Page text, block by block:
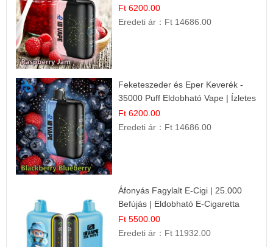
Ízélmény!
Ft 6200.00
Eredeti ár： Ft 14686.00
Feketeszeder és Eper Keverék -
35000 Puff Eldobható Vape | Ízletes
Gyümölcsökombináció!
Ft 6200.00
Eredeti ár： Ft 14686.00
Áfonyás Fagylalt E-Cigi | 25.000
Befújás | Eldobható E-Cigaretta
Ft 5500.00
Eredeti ár： Ft 11932.00